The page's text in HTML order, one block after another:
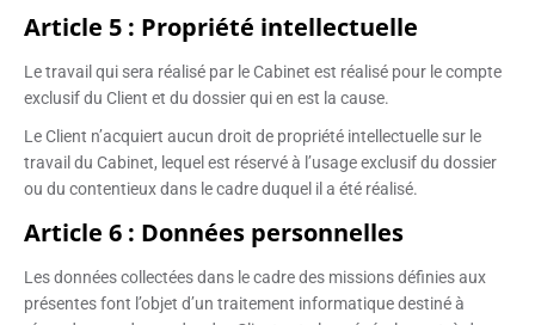
Article 5 : Propriété intellectuelle
Le travail qui sera réalisé par le Cabinet est réalisé pour le compte
exclusif du Client et du dossier qui en est la cause.
Le Client n’acquiert aucun droit de propriété intellectuelle sur le
travail du Cabinet, lequel est réservé à l’usage exclusif du dossier
ou du contentieux dans le cadre duquel il a été réalisé.
Article 6 : Données personnelles
Les données collectées dans le cadre des missions définies aux
présentes font l’objet d’un traitement informatique destiné à